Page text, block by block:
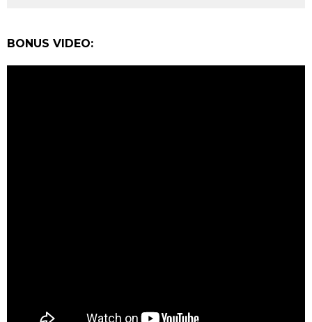
BONUS VIDEO: